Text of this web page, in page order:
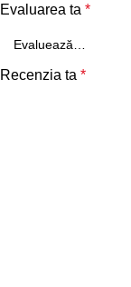
Evaluarea ta *
Recenzia ta *